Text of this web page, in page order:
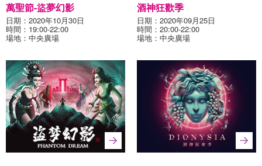
萬聖節-盜夢幻影
日期：2020年10月30日
時間：19:00-22:00
場地：中央廣場
酒神狂歡季
日期：2020年09月25日
時間：20:00-22:00
場地：中央廣場